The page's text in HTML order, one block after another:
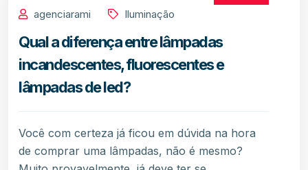
agenciarami Iluminação
Qual a diferença entre lâmpadas
incandescentes, fluorescentes e
lâmpadas de led?
Você com certeza já ficou em dúvida na hora
de comprar uma lâmpadas, não é mesmo?